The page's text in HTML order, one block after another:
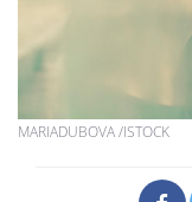
MARIADUBOVA /ISTOCK